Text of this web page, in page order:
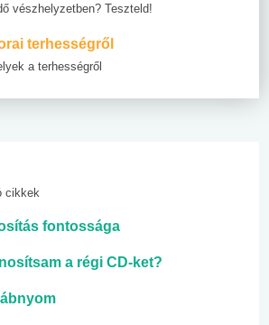
vészhelyzetben? Teszteld!
terhességről
a terhességről
cikkek
fontossága
a régi CD-ket?